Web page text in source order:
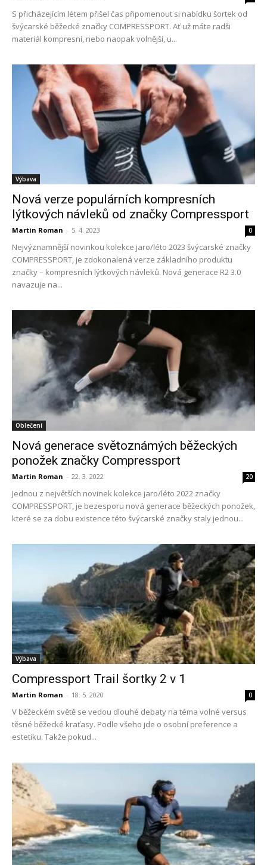
S přicházejícím létem přišel čas připomenout si nabídku šortek od
švýcarské běžecké značky COMPRESSPORT. Ať už máte radši
materiál kompresní, nebo naopak volnější, u...
Výbava
Nová verze populárních kompresních
lýtkových návleků od značky Compressport
Martin Roman - 5. 4. 2023 0
Nejvýznamnější novinkou kolekce jaro/léto 2023 švýcarské značky
COMPRESSPORT, je zdokonalená verze základního produktu
značky – kompresních lýtkových návleků. Nová generace R2 3.0
navazuje na...
Oblečení
Nová generace světoznámých běžeckých
ponožek značky Compressport
Martin Roman - 22. 3. 2022 20
Jednou z největších novinek kolekce jaro/léto 2022 značky
COMPRESSPORT, je bezesporu nová generace běžeckých ponožek,
které se za dobu existence této švýcarské značky staly jednou...
Výbava
Compressport Trail šortky 2 v 1
Martin Roman - 18. 5. 2020 0
V běžeckém světě se vedou dlouhé debaty na téma volné versus
těsné běžecké kraťasy. Podle všeho jde o osobní preference a
estetiku. Takže pokud...